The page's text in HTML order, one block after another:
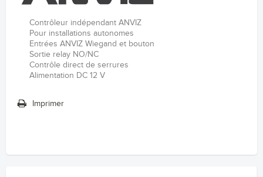
Contrôleur indépendant ANVIZ
Pour installations autonomes
Entrées ANVIZ Wiegand et bouton
Sortie relay NO/NC
Contrôle direct de serrures
Alimentation DC 12 V
Imprimer